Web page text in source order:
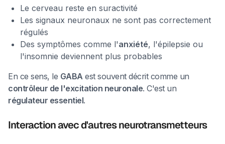
Le cerveau reste en suractivité
Les signaux neuronaux ne sont pas correctement
régulés
Des symptômes comme l'anxiété, l'épilepsie ou
l'insomnie deviennent plus probables
En ce sens, le GABAest souvent décrit comme un
contrôleur de l'excitation neuronale. C'est un
régulateur essentiel.
Interaction avec d'autres neurotransmetteurs